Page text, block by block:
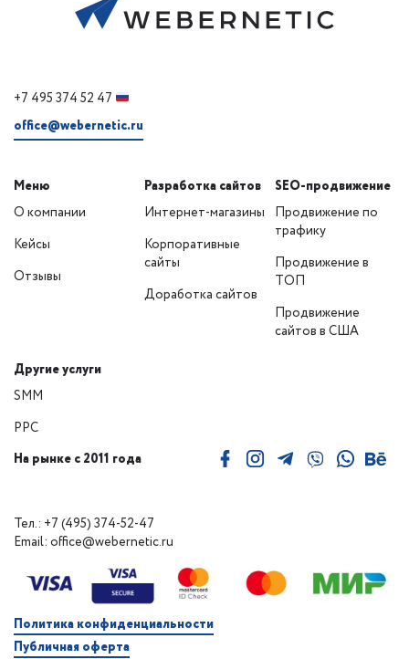
+7 495 374 52 47
office@webernetic.ru
Меню
О компании
Кейсы
Отзывы
Разработка сайтов
Интернет-магазины
Корпоративные
сайты
Доработка сайтов
SEO-продвижение
Продвижение по
трафику
Продвижение в
ТОП
Продвижение
сайтов в США
Другие услуги
SMM
PPC
На рынке с 2011 года
Тел.: +7 (495) 374-52-47
Email: office@webernetic.ru
Политика конфиденциальности
Публичная оферта